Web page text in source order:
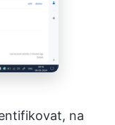
na